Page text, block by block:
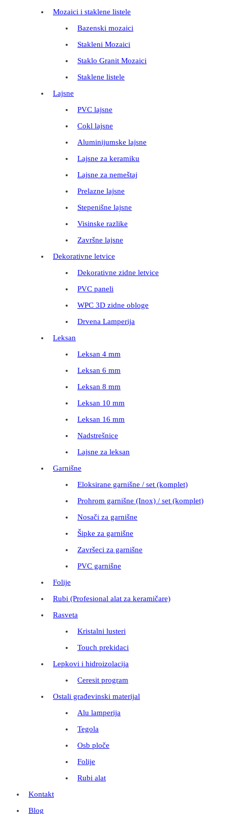
Mozaici i staklene listele
Bazenski mozaici
Stakleni Mozaici
Staklo Granit Mozaici
Staklene listele
Lajsne
PVC lajsne
Cokl lajsne
Aluminijumske lajsne
Lajsne za keramiku
Lajsne za nemeštaj
Prelazne lajsne
Stepenišne lajsne
Visinske razlike
Završne lajsne
Dekorativne letvice
Dekorativne zidne letvice
PVC paneli
WPC 3D zidne obloge
Drvena Lamperija
Leksan
Leksan 4 mm
Leksan 6 mm
Leksan 8 mm
Leksan 10 mm
Leksan 16 mm
Nadstrešnice
Lajsne za leksan
Garnišne
Eloksirane garnišne / set (komplet)
Prohrom garnišne (Inox) / set (komplet)
Nosači za garnišne
Šipke za garnišne
Završeci za garnišne
PVC garnišne
Folije
Rubi (Profesional alat za keramičare)
Rasveta
Kristalni lusteri
Touch prekidaci
Lepkovi i hidroizolacija
Ceresit program
Ostali građevinski materijal
Alu lamperija
Tegola
Osb ploče
Folije
Rubi alat
Kontakt
Blog